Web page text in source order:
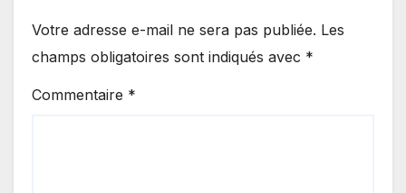
Votre adresse e-mail ne sera pas publiée. Les
champs obligatoires sont indiqués avec *
Commentaire *